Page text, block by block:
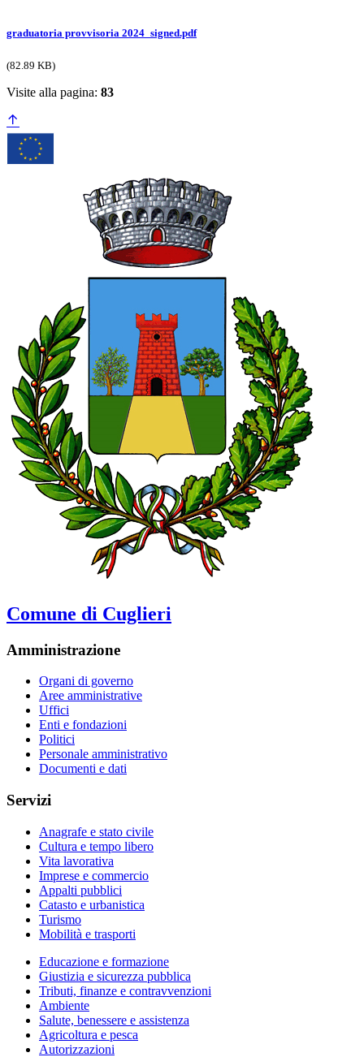
graduatoria provvisoria 2024_signed.pdf
(82.89 KB)
Visite alla pagina: 83
Comune di Cuglieri
Amministrazione
Organi di governo
Aree amministrative
Uffici
Enti e fondazioni
Politici
Personale amministrativo
Documenti e dati
Servizi
Anagrafe e stato civile
Cultura e tempo libero
Vita lavorativa
Imprese e commercio
Appalti pubblici
Catasto e urbanistica
Turismo
Mobilità e trasporti
Educazione e formazione
Giustizia e sicurezza pubblica
Tributi, finanze e contravvenzioni
Ambiente
Salute, benessere e assistenza
Agricoltura e pesca
Autorizzazioni